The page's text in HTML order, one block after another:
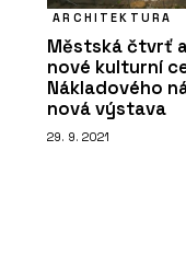
ARCHITEKTURA
Městská čtvrť
nové kulturní
Nákladového
nová výstava
29. 9. 2021